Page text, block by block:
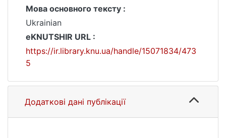
Мова основного тексту :
Ukrainian
eKNUTSHIR URL :
https://ir.library.knu.ua/handle/15071834/473
5
Додаткові дані публікації